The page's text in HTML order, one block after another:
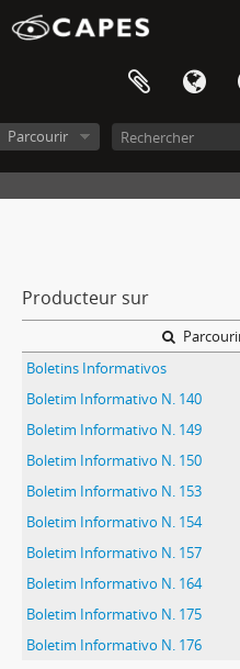
Parcourir
Producteur sur
Boletins Informativos
Boletim Informativo N. 140
Boletim Informativo N. 149
Boletim Informativo N. 150
Boletim Informativo N. 153
Boletim Informativo N. 154
Boletim Informativo N. 157
Boletim Informativo N. 164
Boletim Informativo N. 175
Boletim Informativo N. 176